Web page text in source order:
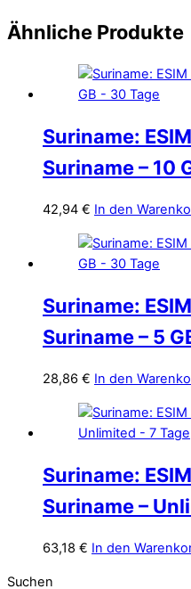
Ähnliche Produkte
Suriname:
Suriname – 10
42,94 € In den
Suriname:
Suriname – 5
28,86 € In den
Suriname:
Suriname –
63,18 € In den
Suchen